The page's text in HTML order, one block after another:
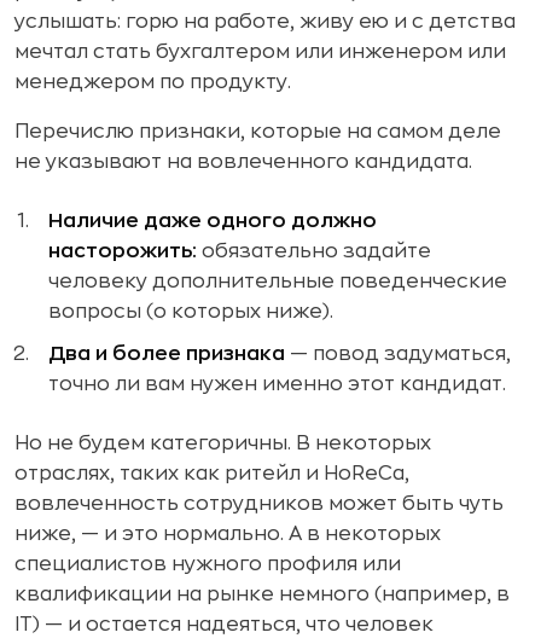
услышать: горю на работе, живу ею и с детства
мечтал стать бухгалтером или инженером или
менеджером по продукту.
Перечислю признаки, которые на самом деле
не указывают на вовлеченного кандидата.
Наличие даже одного должно
насторожить: обязательно задайте
человеку дополнительные поведенческие
вопросы (о которых ниже).
Два и более признака — повод задуматься,
точно ли вам нужен именно этот кандидат.
Но не будем категоричны. В некоторых
отраслях, таких как ритейл и HoReCa,
вовлеченность сотрудников может быть чуть
ниже, — и это нормально. А в некоторых
специалистов нужного профиля или
квалификации на рынке немного (например, в
IT) — и остается надеяться, что человек